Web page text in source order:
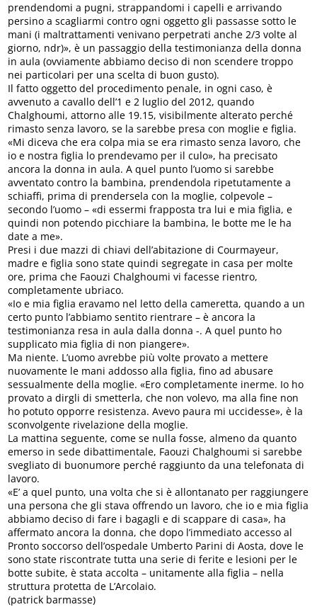
prendendomi a pugni, strappandomi i capelli e arrivando
persino a scagliarmi contro ogni oggetto gli passasse sotto le
mani (i maltrattamenti venivano perpetrati anche 2/3 volte al
giorno, ndr)», è un passaggio della testimonianza della donna
in aula (ovviamente abbiamo deciso di non scendere troppo
nei particolari per una scelta di buon gusto).
Il fatto oggetto del procedimento penale, in ogni caso, è
avvenuto a cavallo dell’1 e 2 luglio del 2012, quando
Chalghoumi, attorno alle 19.15, visibilmente alterato perché
rimasto senza lavoro, se la sarebbe presa con moglie e figlia.
«Mi diceva che era colpa mia se era rimasto senza lavoro, che
io e nostra figlia lo prendevamo per il culo», ha precisato
ancora la donna in aula. A quel punto l’uomo si sarebbe
avventato contro la bambina, prendendola ripetutamente a
schiaffi, prima di prendersela con la moglie, colpevole –
secondo l’uomo – «di essermi frapposta tra lui e mia figlia, e
quindi non potendo picchiare la bambina, le botte me le ha
date a me».
Presi i due mazzi di chiavi dell’abitazione di Courmayeur,
madre e figlia sono state quindi segregate in casa per molte
ore, prima che Faouzi Chalghoumi vi facesse rientro,
completamente ubriaco.
«Io e mia figlia eravamo nel letto della cameretta, quando a un
certo punto l’abbiamo sentito rientrare – è ancora la
testimonianza resa in aula dalla donna -. A quel punto ho
supplicato mia figlia di non piangere».
Ma niente. L’uomo avrebbe più volte provato a mettere
nuovamente le mani addosso alla figlia, fino ad abusare
sessualmente della moglie. «Ero completamente inerme. Io ho
provato a dirgli di smetterla, che non volevo, ma alla fine non
ho potuto opporre resistenza. Avevo paura mi uccidesse», è la
sconvolgente rivelazione della moglie.
La mattina seguente, come se nulla fosse, almeno da quanto
emerso in sede dibattimentale, Faouzi Chalghoumi si sarebbe
svegliato di buonumore perché raggiunto da una telefonata di
lavoro.
«E’ a quel punto, una volta che si è allontanato per raggiungere
una persona che gli stava offrendo un lavoro, che io e mia figlia
abbiamo deciso di fare i bagagli e di scappare di casa», ha
affermato ancora la donna, che dopo l’immediato accesso al
Pronto soccorso dell’ospedale Umberto Parini di Aosta, dove le
sono state riscontrate tutta una serie di ferite e lesioni per le
botte subite, è stata accolta – unitamente alla figlia – nella
struttura protetta de L’Arcolaio.
(patrick barmasse)